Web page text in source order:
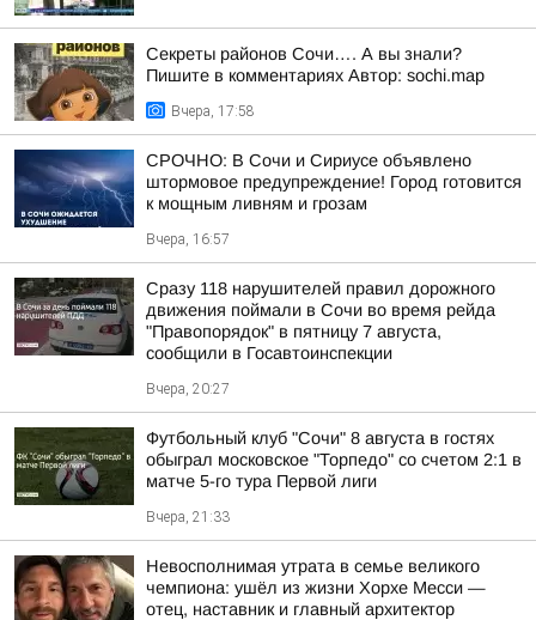
Секреты районов Сочи…. А вы знали?
Пишите в комментариях Автор: sochi.map
Вчера, 17:58
СРОЧНО: В Сочи и Сириусе объявлено
штормовое предупреждение! Город готовится
к мощным ливням и грозам
Вчера, 16:57
Сразу 118 нарушителей правил дорожного
движения поймали в Сочи во время рейда
"Правопорядок" в пятницу 7 августа,
сообщили в Госавтоинспекции
Вчера, 20:27
Футбольный клуб "Сочи" 8 августа в гостях
обыграл московское "Торпедо" со счетом 2:1 в
матче 5-го тура Первой лиги
Вчера, 21:33
Невосполнимая утрата в семье великого
чемпиона: ушёл из жизни Хорхе Месси —
отец, наставник и главный архитектор